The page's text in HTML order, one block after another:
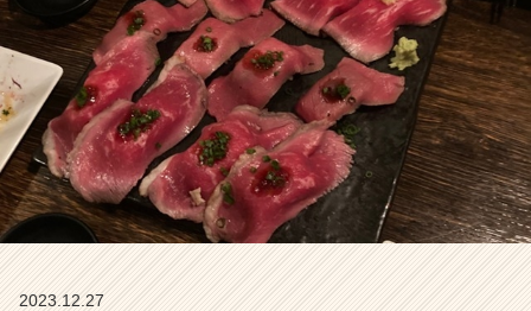
Y
A
Z
の
タ
イ
ム
ラ
イ
ン】
2023.12.27